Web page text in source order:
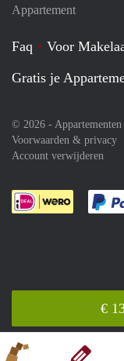
€
Appartement
Faq Voor
Gratis je
© 2026 -
Voorwaarden & privacy
Account verwijderen